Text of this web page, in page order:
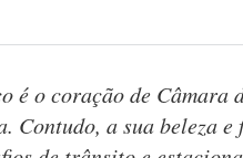
é o coração de Câmara
Contudo, a sua beleza